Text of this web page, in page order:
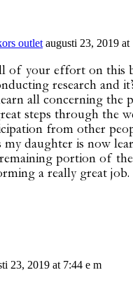
outlet augusti 23, 2019 at
of your effort on this
research and
all concerning the
steps through the
from other
my daughter is now
portion of the
a really great job.
23, 2019 at 7:44 e m